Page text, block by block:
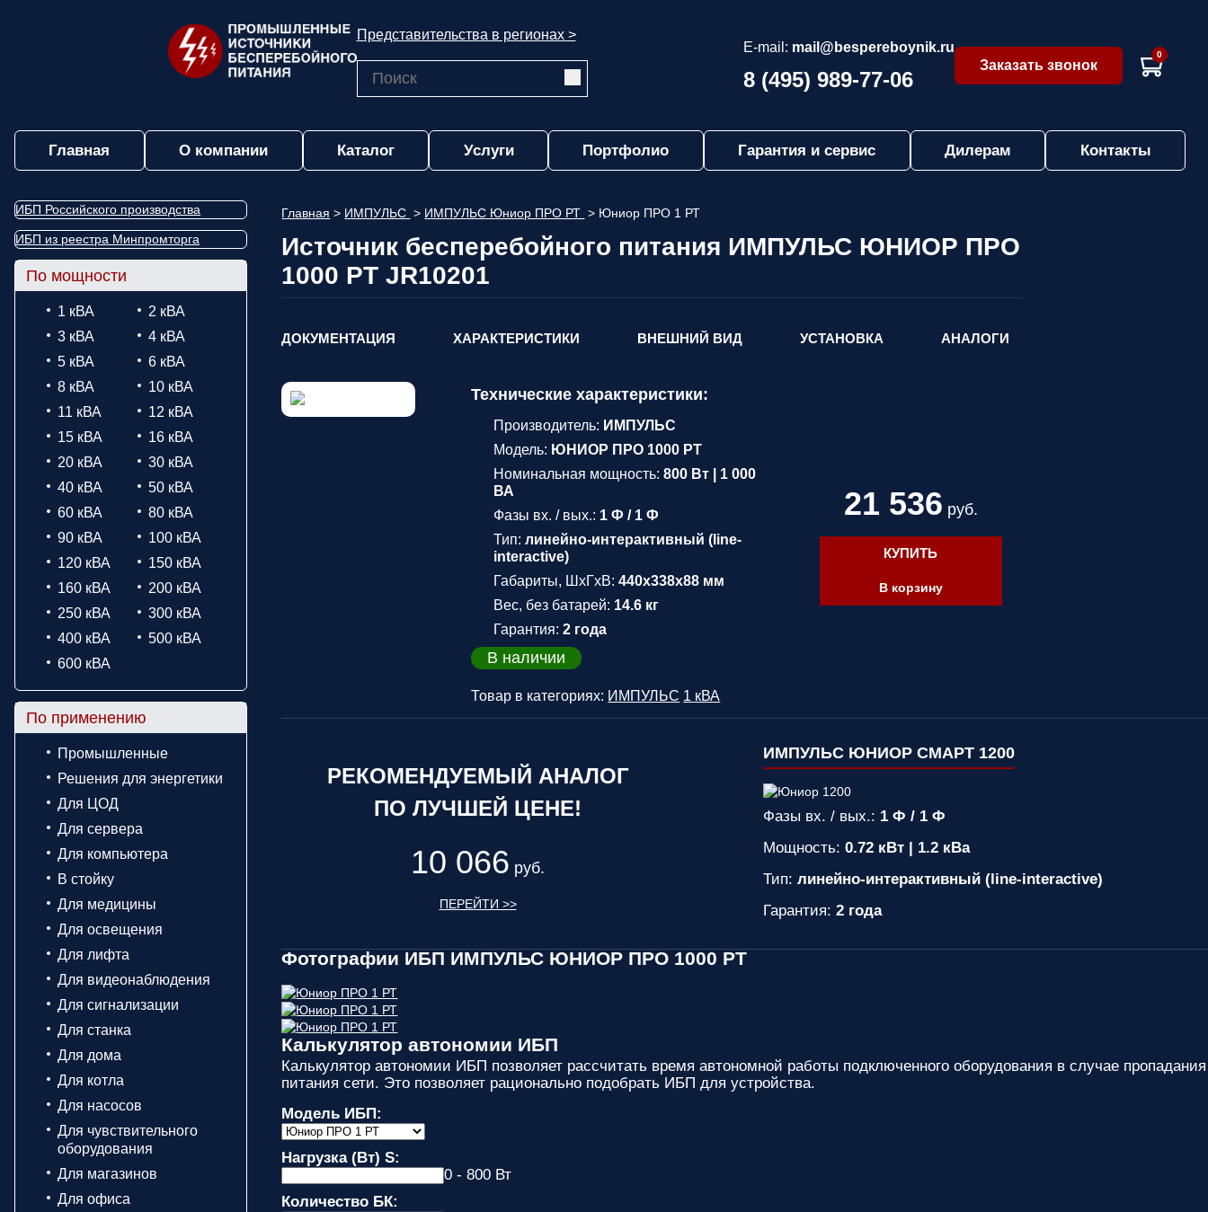
Представительства в регионах >
E-mail: mail@bespereboynik.ru
8 (495) 989-77-06
Заказать звонок
0
Главная О компании Каталог Услуги Портфолио Гарантия и сервис Дилерам Контакты
ИБП Российского производства
ИБП из реестра Минпромторга
По мощности
1 кВА
2 кВА
3 кВА
4 кВА
5 кВА
6 кВА
8 кВА
10 кВА
11 кВА
12 кВА
15 кВА
16 кВА
20 кВА
30 кВА
40 кВА
50 кВА
60 кВА
80 кВА
90 кВА
100 кВА
120 кВА
150 кВА
160 кВА
200 кВА
250 кВА
300 кВА
400 кВА
500 кВА
600 кВА
По применению
Промышленные
Решения для энергетики
Для ЦОД
Для сервера
Для компьютера
В стойку
Для медицины
Для освещения
Для лифта
Для видеонаблюдения
Для сигнализации
Для станка
Для дома
Для котла
Для насосов
Для чувствительного
оборудования
Для магазинов
Для офиса
Главная > ИМПУЛЬС > ИМПУЛЬС Юниор ПРО РТ > Юниор ПРО 1 РТ
Источник бесперебойного питания ИМПУЛЬС ЮНИОР ПРО
1000 РТ JR10201
ДОКУМЕНТАЦИЯ ХАРАКТЕРИСТИКИ ВНЕШНИЙ ВИД УСТАНОВКА АНАЛОГИ
Технические характеристики:
Производитель: ИМПУЛЬС
Модель: ЮНИОР ПРО 1000 РТ
Номинальная мощность:800 Вт | 1 000
ВА
Фазы вх. / вых.: 1 Ф / 1 Ф
Тип:линейно-интерактивный (line-
interactive)
Габариты, ШхГхВ:440х338х88 мм
Вес, без батарей: 14.6 кг
Гарантия:2 года
В наличии
Товар в категориях: ИМПУЛЬС 1 кВА
21 536 руб.
КУПИТЬ
В корзину
РЕКОМЕНДУЕМЫЙ АНАЛОГ
ПО ЛУЧШЕЙ ЦЕНЕ!
10 066 руб.
ПЕРЕЙТИ >>
ИМПУЛЬС ЮНИОР СМАРТ 1200
Фазы вх. / вых.: 1 Ф / 1 Ф
Мощность: 0.72 кВт | 1.2 кВа
Тип: линейно-интерактивный (line-interactive)
Гарантия: 2 года
Фотографии ИБП ИМПУЛЬС ЮНИОР ПРО 1000 РТ
Калькулятор автономии ИБП
Калькулятор автономии ИБП позволяет рассчитать время автономной работы подключенного оборудования в случае пропадания
питания сети. Это позволяет рационально подобрать ИБП для устройства.
Модель ИБП:
Нагрузка (Вт) S:
0 - 800 Вт
Количество БК: